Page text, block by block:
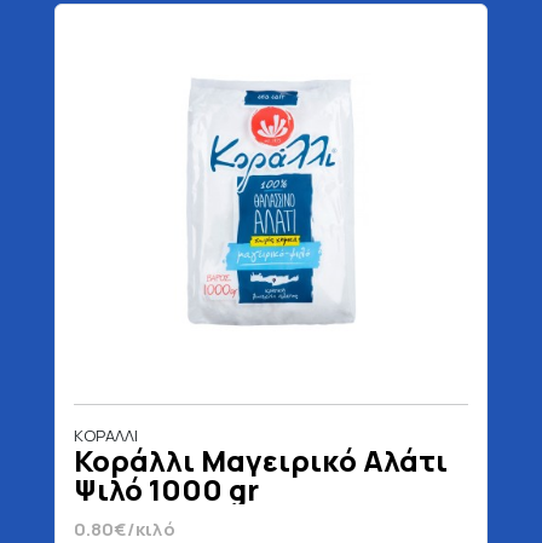
ΚΟΡΑΛΛΙ
Κοράλλι Μαγειρικό Αλάτι
Ψιλό 1000 gr
0.80€/κιλό